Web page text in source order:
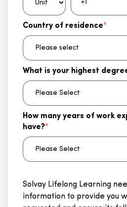
Country of residence*
What is your highest
How many years of work
have?*
Solvay Lifelong Learning
information to provide you